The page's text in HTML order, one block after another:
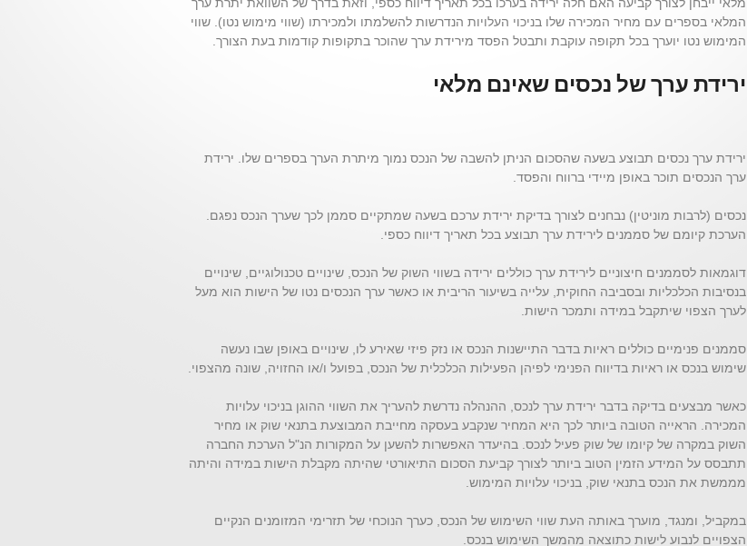
המלאי בספרים עם מחיר המכירה שלו בניכוי העלויות הנדרשות להשלמתו ולמכירתו (שווי מימוש נטו). שווי
המימוש נטו יוערך בכל תקופה עוקבת ותבטל הפסד מירידת ערך שהוכר בתקופות קודמות בעת הצורך.
ירידת ערך של נכסים שאינם מלאי
ירידת ערך נכסים תבוצע בשעה שהסכום הניתן להשבה של הנכס נמוך מיתרת הערך בספרים שלו. ירידת
ערך הנכסים תוכר באופן מיידי ברווח והפסד.
נכסים (לרבות מוניטין) נבחנים לצורך בדיקת ירידת ערכם בשעה שמתקיים סממן לכך שערך הנכס נפגם.
הערכת קיומם של סממנים לירידת ערך תבוצע בכל תאריך דיווח כספי.
דוגמאות לסממנים חיצוניים לירידת ערך כוללים ירידה בשווי השוק של הנכס, שינויים טכנולוגיים, שינויים
בנסיבות הכלכליות ובסביבה החוקית, עלייה בשיעור הריבית או כאשר ערך הנכסים נטו של הישות הוא מעל
לערך הצפוי שיתקבל במידה ותמכר הישות.
סממנים פנימיים כוללים ראיות בדבר התיישנות הנכס או נזק פיזי שאירע לו, שינויים באופן שבו נעשה
שימוש בנכס או ראיות בדיווח הפנימי לפיהן הפעילות הכלכלית של הנכס, בפועל ו/או החזויה, שונה מהצפוי.
כאשר מבצעים בדיקה בדבר ירידת ערך לנכס, ההנהלה נדרשת להעריך את השווי ההוגן בניכוי עלויות
המכירה. הראייה הטובה ביותר לכך היא המחיר שנקבע בעסקה מחייבת המבוצעת בתנאי שוק או מחיר
השוק במקרה של קיומו של שוק פעיל לנכס. בהיעדר האפשרות להשען על המקורות הנ"ל הערכת החברה
תתבסס על המידע הזמין הטוב ביותר לצורך קביעת הסכום התיאורטי שהיתה מקבלת הישות במידה והיתה
מממשת את הנכס בתנאי שוק, בניכוי עלויות המימוש.
במקביל, ומנגד, מוערך באותה העת שווי השימוש של הנכס, כערך הנוכחי של תזרימי המזומנים הנקיים
הצפויים לנבוע לישות כתוצאה מהמשך השימוש בנכס.